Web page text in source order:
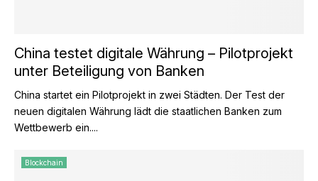
China testet digitale Währung – Pilotprojekt
unter Beteiligung von Banken
China startet ein Pilotprojekt in zwei Städten. Der Test der
neuen digitalen Währung lädt die staatlichen Banken zum
Wettbewerb ein....
Blockchain